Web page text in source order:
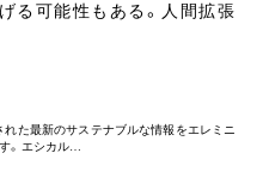
る可能性もある。人間拡張
れた最新のサステナブルな情報をエレミニ
。エシカル…